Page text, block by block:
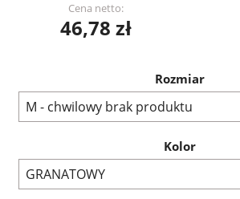
Cena netto:
46,78 zł
Rozmiar
Kolor